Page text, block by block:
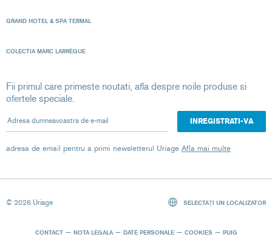
GRAND HOTEL & SPA TERMAL
COLECTIA MARC LARRÈGUE
Fii primul care primeste noutati, afla despre noile produse si
ofertele speciale.
Adresa dumneavoastra de e-mail
adresa de email pentru a primi newsletterul Uriage Afla mai multe
© 2026 Uriage
CONTACT NOTA LEGALA DATE PERSONALE COOKIES PUIG
SELECTAȚI UN LOCALIZATOR